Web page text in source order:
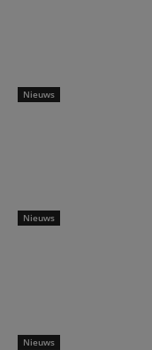
Nieuws
Nieuws
Nieuws